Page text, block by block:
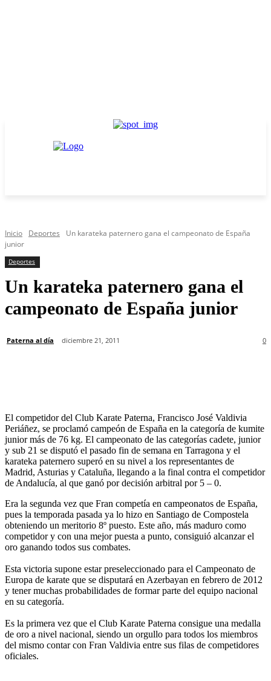
Inicio Deportes
Un karateka paternero gana el campeonato de España
junior
Deportes
Un karateka paternero gana el
campeonato de España junior
Paterna al día diciembre 21, 2011 0
El competidor del Club Karate Paterna, Francisco José Valdivia
Periáñez, se proclamó campeón de España en la categoría de kumite
junior más de 76 kg. El campeonato de las categorías cadete, junior
y sub 21 se disputó el pasado fin de semana en Tarragona y el
karateka paternero superó en su nivel a los representantes de
Madrid, Asturias y Cataluña, llegando a la final contra el competidor
de Andalucía, al que ganó por decisión arbitral por 5 – 0.
Era la segunda vez que Fran competía en campeonatos de España,
pues la temporada pasada ya lo hizo en Santiago de Compostela
obteniendo un meritorio 8º puesto. Este año, más maduro como
competidor y con una mejor puesta a punto, consiguió alcanzar el
oro ganando todos sus combates.
Esta victoria supone estar preseleccionado para el Campeonato de
Europa de karate que se disputará en Azerbayan en febrero de 2012
y tener muchas probabilidades de formar parte del equipo nacional
en su categoría.
Es la primera vez que el Club Karate Paterna consigue una medalla
de oro a nivel nacional, siendo un orgullo para todos los miembros
del mismo contar con Fran Valdivia entre sus filas de competidores
oficiales.